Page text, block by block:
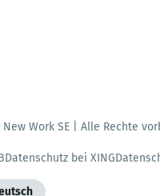
Work SE | Alle Rechte
Datenschutz bei XING